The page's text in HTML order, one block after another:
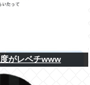
がレベチwww